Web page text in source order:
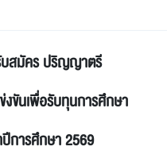
บสมัคร ปริญญาตรี
งขันเพื่อรับทุนการศึกษา
ปีการศึกษา 2569